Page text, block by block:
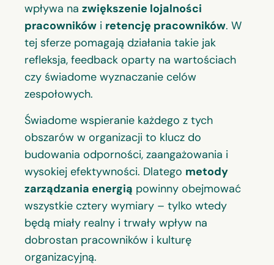
wpływa na zwiększenie lojalności
pracowników i retencję pracowników. W
tej sferze pomagają działania takie jak
refleksja, feedback oparty na wartościach
czy świadome wyznaczanie celów
zespołowych.
Świadome wspieranie każdego z tych
obszarów w organizacji to klucz do
budowania odporności, zaangażowania i
wysokiej efektywności. Dlatego metody
zarządzania energią powinny obejmować
wszystkie cztery wymiary – tylko wtedy
będą miały realny i trwały wpływ na
dobrostan pracowników i kulturę
organizacyjną.